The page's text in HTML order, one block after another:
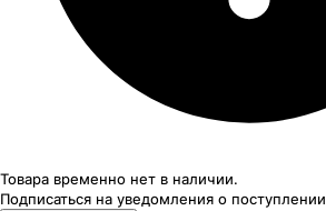
Товара временно нет в наличии.
Подписаться на уведомления о поступлении